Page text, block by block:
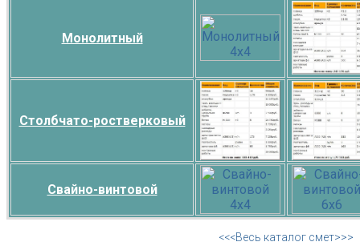
Монолитный
Столбчато-ростверковый
Свайно-винтовой
<<<Весь каталог смет>>>